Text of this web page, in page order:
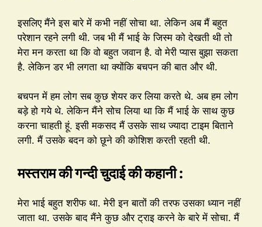
इसलिए मैंने इस बारे में कभी नहीं सोचा था. लेकिन अब मैं बहुत
परेशान रहने लगी थी. जब भी मैं भाई के जिस्म को देखती थी तो
मेरा मन करता था कि वो बहुत जवान है. वो मेरी प्यास बुझा सकता
है. लेकिन डर भी लगता था क्योंकि बचपन की बात और थी.
बचपन में हम लोग सब कुछ शेयर कर लिया करते थे. अब हम लोग
बड़े हो गये थे. लेकिन मैंने सोच लिया था कि मैं भाई के साथ कुछ
करना चाहती हूं. इसी मकसद मैं उसके साथ ज्यादा टाइम बिताने
लगी. मैं उसके बदन को छूने की कोशिश करती रहती थी.
मस्तराम की गन्दी चुदाई की कहानी :
मेरा भाई बहुत शरीफ था. मेरी इन बातों की तरफ उसका ध्यान नहीं
जाता था. उसके बाद मैंने कुछ और ट्राइ करने के बारे में सोचा. मैं